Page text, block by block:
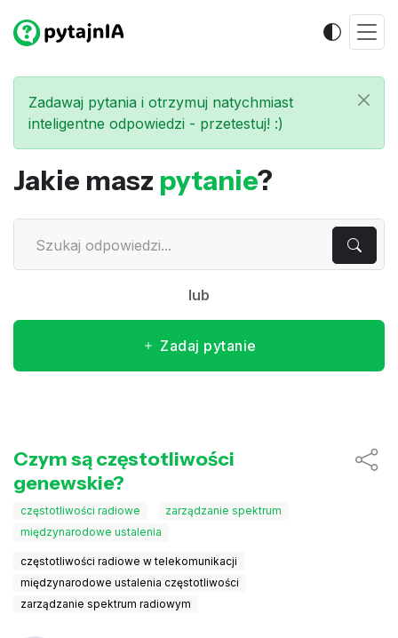
Zadawaj pytania i otrzymuj natychmiast
inteligentne odpowiedzi - przetestuj! :)
Jakie masz pytanie?
lub
Zadaj pytanie
Czym są częstotliwości
genewskie?
częstotliwości radiowe
zarządzanie spektrum
międzynarodowe ustalenia
częstotliwości radiowe w telekomunikacji
międzynarodowe ustalenia częstotliwości
zarządzanie spektrum radiowym